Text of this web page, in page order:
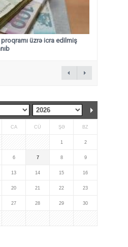
proqramı üzrə icra edilmiş
CA CÜ ŞƏ BZ
1 2
6 7 8 9
13 14 15 16
20 21 22 23
27 28 29 30